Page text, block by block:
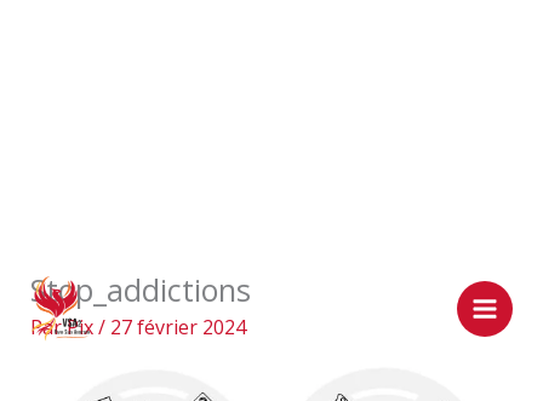
contenu
Stop_addictions
ParPix/ 27 février 2024